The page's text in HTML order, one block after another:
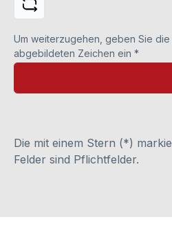
Um weiterzugehen, geben Sie
abgebildeten Zeichen ein *
Die mit einem Stern (*)
Felder sind Pflichtfelder.